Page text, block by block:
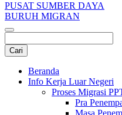
PUSAT SUMBER DAYA
BURUH MIGRAN
Beranda
Info Kerja Luar Negeri
Proses Migrasi
Pra
Masa